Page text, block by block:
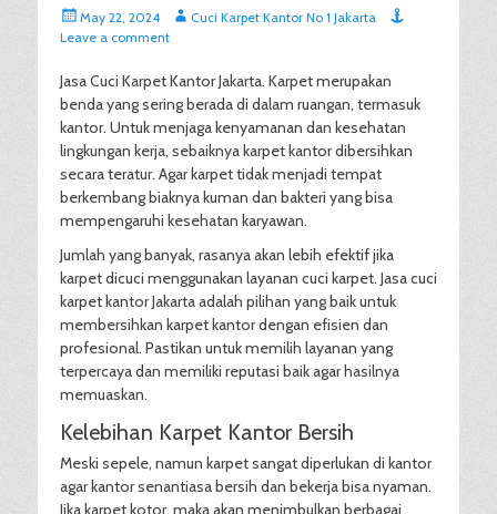
Posted
on
May 22, 2024 AuthorCuci Karpet Kantor No 1 Jakarta
Leave a comment
Jasa Cuci Karpet Kantor Jakarta. Karpet merupakan
benda yang sering berada di dalam ruangan, termasuk
kantor. Untuk menjaga kenyamanan dan kesehatan
lingkungan kerja, sebaiknya karpet kantor dibersihkan
secara teratur. Agar karpet tidak menjadi tempat
berkembang biaknya kuman dan bakteri yang bisa
mempengaruhi kesehatan karyawan.
Jumlah yang banyak, rasanya akan lebih efektif jika
karpet dicuci menggunakan layanan cuci karpet. Jasa cuci
karpet kantor Jakarta adalah pilihan yang baik untuk
membersihkan karpet kantor dengan efisien dan
profesional. Pastikan untuk memilih layanan yang
terpercaya dan memiliki reputasi baik agar hasilnya
memuaskan.
Kelebihan Karpet Kantor Bersih
Meski sepele, namun karpet sangat diperlukan di kantor
agar kantor senantiasa bersih dan bekerja bisa nyaman.
Jika karpet kotor, maka akan menimbulkan berbagai